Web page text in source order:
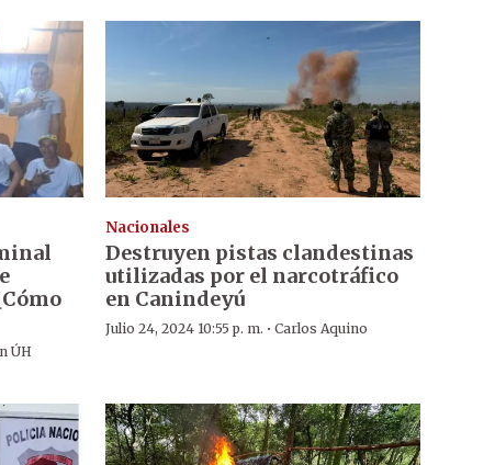
ÚH
Nacionales
Destruyen pistas clandestinas
utilizadas por el narcotráfico
en Canindeyú
Julio 24, 2024 10:55 p. m. · Carlos Aquino